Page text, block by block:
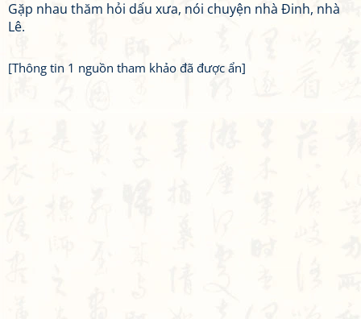
Gặp nhau thăm hỏi dấu xưa, nói chuyện nhà Đinh, nhà
Lê.
[Thông tin 1 nguồn tham khảo đã được ẩn]